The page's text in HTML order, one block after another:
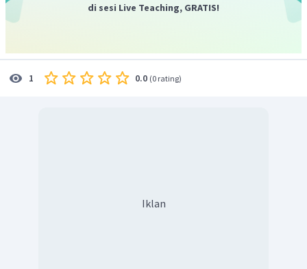
di sesi Live Teaching, GRATIS!
1 0.0 (0 rating)
Iklan